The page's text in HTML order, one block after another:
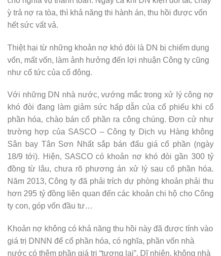
ỳ trả nợ ra tòa, thì khả năng thi hành án, thu hồi được vốn
hết sức vất vả.
Thiệt hại từ những khoản nợ khó đòi là DN bị chiếm dụng
vốn, mất vốn, làm ảnh hưởng đến lợi nhuận Công ty cũng
như cổ tức của cổ đông.
Với những DN nhà nước, vướng mắc trong xử lý công nợ
khó đòi đang làm giảm sức hấp dẫn của cổ phiếu khi cổ
phần hóa, chào bán cổ phần ra công chúng. Đơn cử như
trường hợp của SASCO – Công ty Dịch vụ Hàng không
Sân bay Tân Sơn Nhất sắp bán đấu giá cổ phần (ngày
18/9 tới). Hiện, SASCO có khoản nợ khó đòi gần 300 tỷ
đồng từ lâu, chưa rõ phương án xử lý sau cổ phần hóa.
Năm 2013, Công ty đã phải trích dự phòng khoản phải thu
hơn 295 tỷ đồng liên quan đến các khoản chi hộ cho Công
ty con, góp vốn đầu tư…
Khoản nợ không có khả năng thu hồi này đã được tính vào
giá trị DNNN để cổ phần hóa, có nghĩa, phần vốn nhà
nước có thêm phần giá trị “tương lai”. Dĩ nhiên, không nhà